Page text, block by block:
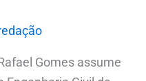
Gomes assume